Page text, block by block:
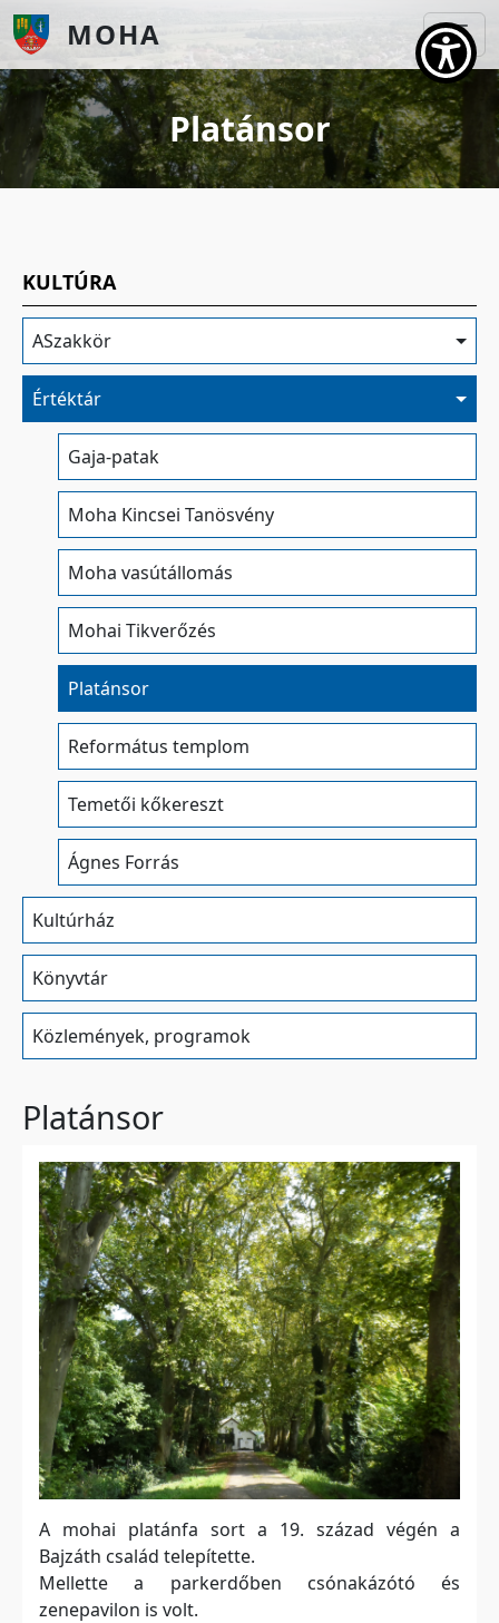
Ugrás a tartalomra
MOHA
Platánsor
KULTÚRA
ASzakkör
Értéktár
Gaja-patak
Moha Kincsei Tanösvény
Moha vasútállomás
Mohai Tikverőzés
Platánsor
Református templom
Temetői kőkereszt
Ágnes Forrás
Kultúrház
Könyvtár
Közlemények, programok
Platánsor
A mohai platánfa sort a 19. század végén a
Bajzáth család telepítette.
Mellette a parkerdőben csónakázótó és
zenepavilon is volt.